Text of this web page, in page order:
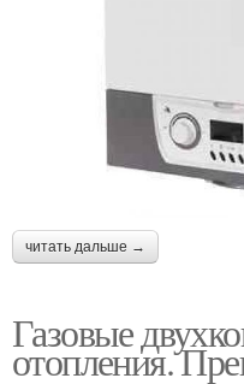
читать дальше →
Газовые
отопления.